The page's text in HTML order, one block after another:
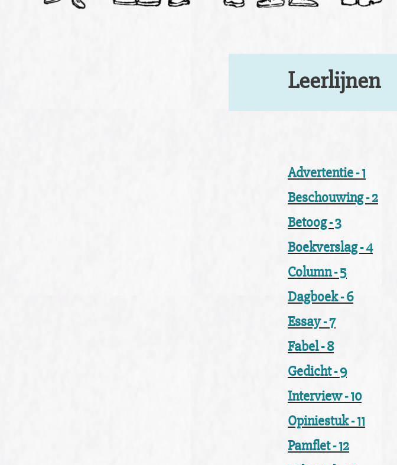
Leerlijnen
Advertentie - 1
Beschouwing - 2
Betoog - 3
Boekverslag - 4
Column - 5
Dagboek - 6
Essay - 7
Fabel - 8
Gedicht - 9
Interview - 10
Opiniestuk - 11
Pamflet - 12